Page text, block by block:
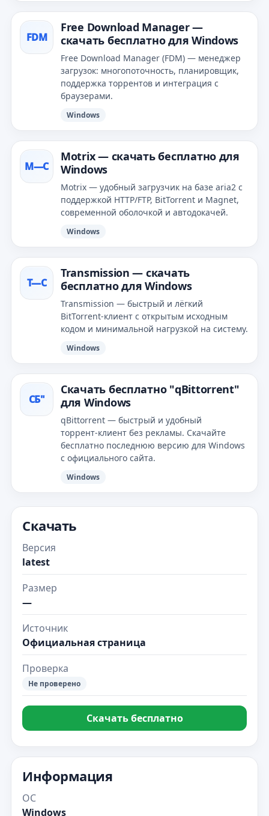
FDM
Free Download Manager —
скачать бесплатно для Windows
Free Download Manager (FDM) — менеджер
загрузок: многопоточность, планировщик,
поддержка торрентов и интеграция с
браузерами.
Windows
M—С
Motrix — скачать бесплатно для
Windows
Motrix — удобный загрузчик на базе aria2 с
поддержкой HTTP/FTP, BitTorrent и Magnet,
современной оболочкой и автодокачей.
Windows
T—С
Transmission — скачать
бесплатно для Windows
Transmission — быстрый и лёгкий
BitTorrent‑клиент с открытым исходным
кодом и минимальной нагрузкой на систему.
Windows
СБ"
Скачать бесплатно "qBittorrent"
для Windows
qBittorrent — быстрый и удобный
торрент‑клиент без рекламы. Скачайте
бесплатно последнюю версию для Windows
с официального сайта.
Windows
Скачать
Версия
latest
Размер
—
Источник
Официальная страница
Проверка
Не проверено
Скачать бесплатно
Информация
ОС
Windows